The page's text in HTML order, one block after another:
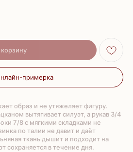
примерка
образ и не утяжеляет фигуру.
вытягивает силуэт, а рукав 3/4
7/8 с мягкими складками не
по талии не давит и даёт
ткань дышит и подходит на
сохраняется в течение дня.